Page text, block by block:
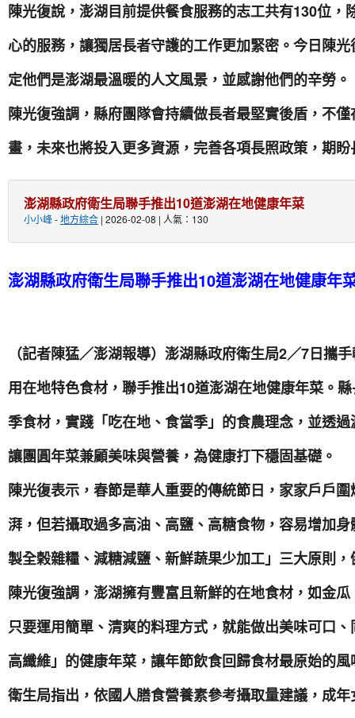
陳光復說，澎湖目前提供餐食服務的志工共有130位，
心的服務，讓獨居長者守護的工作更加緊密。今日陳
定他們是澎湖最溫暖的人文風景，並感謝他們的辛勞。
陳光復強調，縣府團隊會持續做長者最堅實後盾，不
畫，未來也將投入更多資源，完善各項長照政策，期
澎湖縣政府衛生局聯手推出10道澎湖在地健康年菜
小小峰-地方綜合 | 2026-02-08 | 人氣：130
澎湖縣政府衛生局聯手推出10道澎湖在地健康年
（記者陳猛／澎湖報導）澎湖縣政府衛生局2／7日攜
用在地特色食材，聯手推出10道澎湖在地健康年菜。
季食材，實踐「吃在地、食當季」的食農理念，並透
讓團圓年菜兼顧美味與營養，為健康打下穩固基礎。
陳光復表示，春節是華人重要的傳統節日，家家戶戶
湃，但若攝取過多高油、高鹽、高糖食物，容易增加
製全榖雜糧、減糖減鹽、新鮮蔬果少加工」三大原則
陳光復強調，澎湖擁有豐富且新鮮的在地食材，如金
只要運用簡單、清爽的料理方式，就能做出美味可口
高纖維」的健康年菜，讓年節飲食回歸食材最原始的風
衛生局指出，依國人膳食營養素參考攝取量建議，成